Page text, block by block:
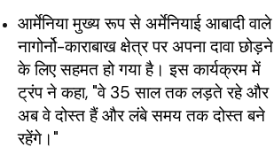
आर्मेनिया मुख्य रूप से अर्मेनियाई आबादी वाले
नागोर्नो-काराबाख क्षेत्र पर अपना दावा छोड़ने
के लिए सहमत हो गया है। इस कार्यक्रम में
ट्रंप ने कहा, "वे 35 साल तक लड़ते रहे और
अब वे दोस्त हैं और लंबे समय तक दोस्त बने
रहेंगे।"